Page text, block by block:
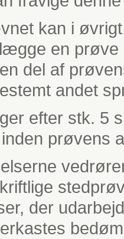
kan i
en
del af
andet
efter stk. 5
prøvens
der